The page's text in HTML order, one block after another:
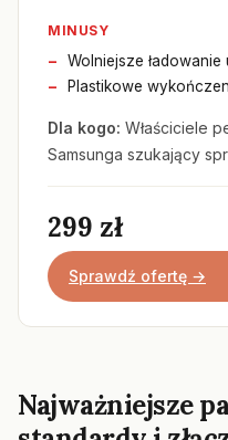
MINUSY
Wolniejsze
Plastikowe
Dla kogo: Właściciele
Samsunga szukający
299 zł
Sprawdź ofertę →
Najważniejsze